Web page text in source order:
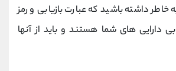
داشته باشید که عبارت بازیابی و رمز
دارایی ‌های شما هستند و باید از آنها